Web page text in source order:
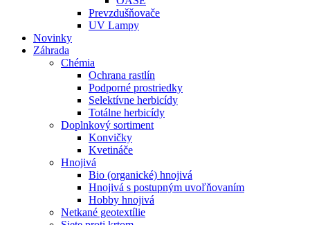
Prevzdušňovače
UV Lampy
Novinky
Záhrada
Chémia
Ochrana rastlín
Podporné prostriedky
Selektívne herbicídy
Totálne herbicídy
Doplnkový sortiment
Konvičky
Kvetináče
Hnojivá
Bio (organické) hnojivá
Hnojivá s postupným uvoľňovaním
Hobby hnojivá
Netkané geotextílie